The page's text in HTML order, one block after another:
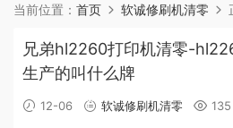
当前位置： 首页 软诚修刷机清零
兄弟hl2260打印机清零-
生产的叫什么牌
12-06 软诚修刷机清零 135